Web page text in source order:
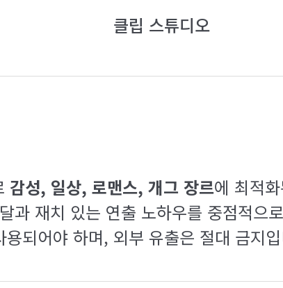
클립 스튜디오
감성, 일상, 로맨스, 개그 장르에 최적
과 재치 있는 연출 노하우를 중점적으
되어야 하며, 외부 유출은 절대 금지